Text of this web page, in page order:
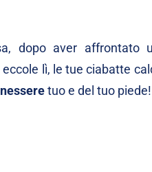
dopo aver affrontato
lì, le tue ciabatte
tuo e del tuo piede!